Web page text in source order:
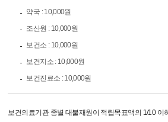
약국 : 10,000원
조산원 : 10,000원
보건소 : 10,000원
보건지소 : 10,000원
보건진료소 : 10,000원
보건의료기관 종별 대불재원이 적립목표액의 1/10 이